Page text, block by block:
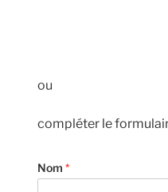
ou
compléter le
Nom *